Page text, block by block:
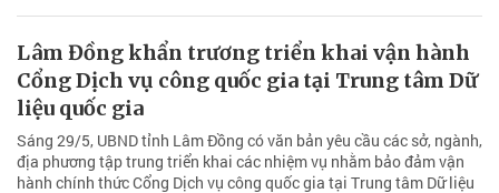
Lâm Đồng khẩn trương triển khai vận hành
Cổng Dịch vụ công quốc gia tại Trung tâm Dữ
liệu quốc gia
Sáng 29/5, UBND tỉnh Lâm Đồng có văn bản yêu cầu các sở, ngành,
địa phương tập trung triển khai các nhiệm vụ nhằm bảo đảm vận
hành chính thức Cổng Dịch vụ công quốc gia tại Trung tâm Dữ liệu